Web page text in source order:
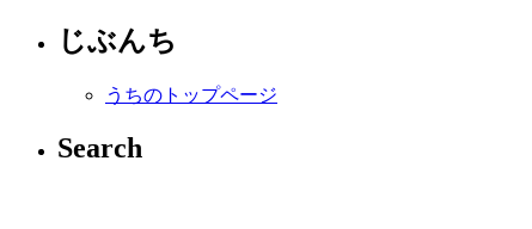
じぶんち
うちのトップページ
Search